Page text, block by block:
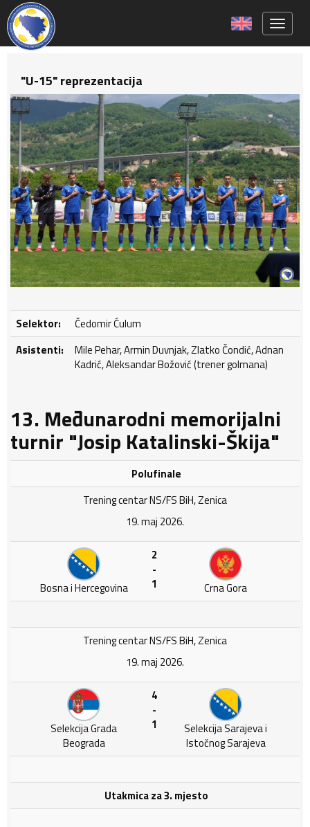
"U-15" reprezentacija
Selektor:
Čedomir Ćulum
Asistenti:
Mile Pehar, Armin Duvnjak, Zlatko Čondić, Adnan
Kadrić, Aleksandar Božović (trener golmana)
13. Međunarodni memorijalni
turnir "Josip Katalinski-Škija"
Polufinale
Trening centar NS/FS BiH, Zenica
19. maj 2026.
Bosna i Hercegovina
2
-
1
Crna Gora
Trening centar NS/FS BiH, Zenica
19. maj 2026.
Selekcija Grada
Beograda
4
-
1
Selekcija Sarajeva i
Istočnog Sarajeva
Utakmica za 3. mjesto